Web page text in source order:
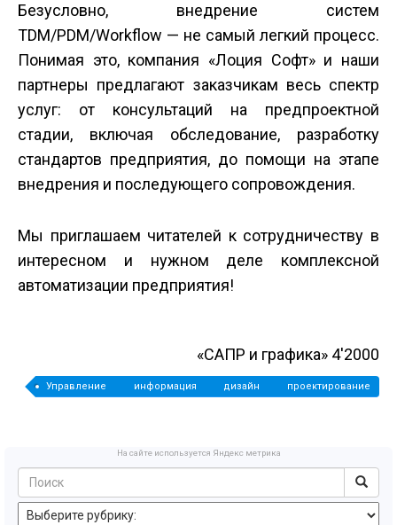
Безусловно, внедрение систем
TDM/PDM/Workflow — не самый легкий процесс.
Понимая это, компания «Лоция Софт» и наши
партнеры предлагают заказчикам весь спектр
услуг: от консультаций на предпроектной
стадии, включая обследование, разработку
стандартов предприятия, до помощи на этапе
внедрения и последующего сопровождения.
Мы приглашаем читателей к сотрудничеству в
интересном и нужном деле комплексной
автоматизации предприятия!
«САПР и графика» 4'2000
Управление информация дизайн проектирование
документация СУД промышленность эксперт ISO 9000 поиск
САПР архив интерфейс технологический проект просмотр
На сайте используется Яндекс метрика